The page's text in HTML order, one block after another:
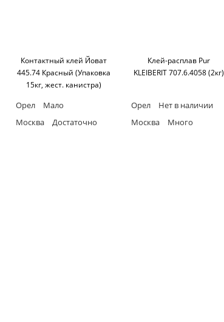
Контактный клей Йоват
445.74 Красный (Упаковка
15кг, жест. канистра)
Орел
Мало
Москва
Достаточно
Клей-расплав Pur
KLEIBERIT 707.6.4058 (2кг)
Орел
Нет в наличии
Москва
Много